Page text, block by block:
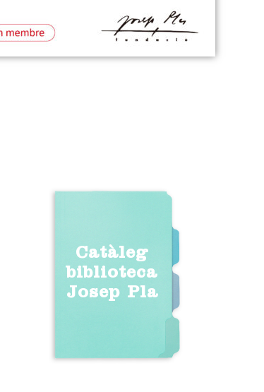
Catàleg
biblioteca
Josep Pla